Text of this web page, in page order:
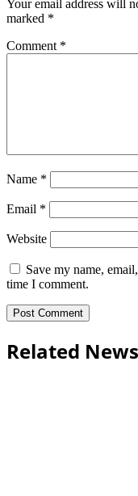
Your email address will
marked *
Comment *
Name *
Email *
Website
Save my name,
time I comment.
Related News